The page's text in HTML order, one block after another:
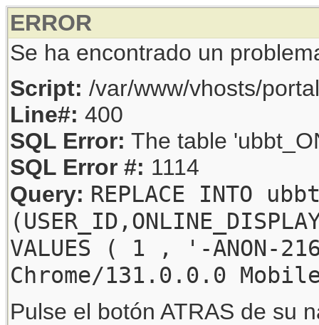
ERROR
Se ha encontrado un
Script: /var/www/vhosts/
Line#: 400
SQL Error: The table
SQL Error #: 1114
Query: REPLACE INTO
VALUES ( 1 , '-
Chrome/131.0.0.0
Pulse el botón ATRAS de su